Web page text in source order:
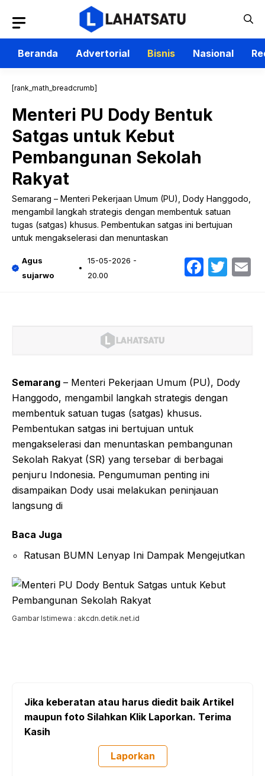
isi
Beranda
Advertorial Bisnis Nasional
[rank_math_breadcrumb]
Menteri PU Dody Bentuk
Satgas untuk Kebut
Pembangunan Sekolah
Rakyat
Semarang – Menteri Pekerjaan Umum (PU), Dody Hanggodo,
mengambil langkah strategis dengan membentuk satuan
tugas (satgas) khusus. Pembentukan satgas ini bertujuan
untuk mengakselerasi dan menuntaskan
Agus
sujarwo
15-05-2026 -
20.00
Semarang – Menteri Pekerjaan Umum (PU), Dody
Hanggodo, mengambil langkah strategis dengan
membentuk satuan tugas (satgas) khusus.
Pembentukan satgas ini bertujuan untuk
mengakselerasi dan menuntaskan pembangunan
Sekolah Rakyat (SR) yang tersebar di berbagai
penjuru Indonesia. Pengumuman penting ini
disampaikan Dody usai melakukan peninjauan
langsung di
Baca Juga
Ratusan BUMN Lenyap Ini Dampak Mengejutkan
Gambar Istimewa : akcdn.detik.net.id
Jika keberatan atau harus diedit baik Artikel
maupun foto Silahkan Klik Laporkan. Terima
Kasih
Laporkan